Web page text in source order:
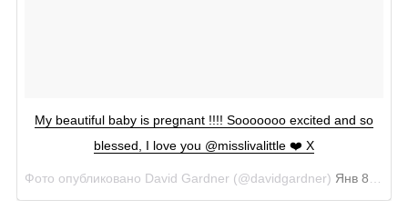
My beautiful baby is pregnant !!!! Sooooooo excited and so
blessed, I love you @misslivalittle ❤️ X
Фото опубликовано David Gardner (@davidgardner) Янв 8 2016 в 2:03 PST